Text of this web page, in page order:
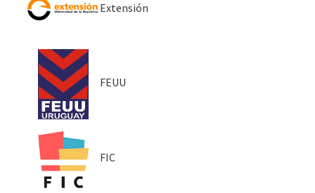
Extensión
FEUU
FIC